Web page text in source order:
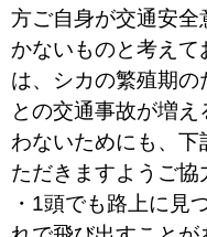
方ご自身が交通安全
かないものと考え
は、シカの繁殖期の
との交通事故が増
わないためにも、
ただきますようご協
・1頭でも路上に見